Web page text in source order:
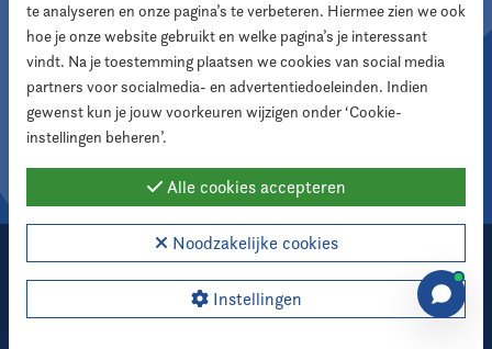
Aanmelden
Volg ons
2026 Nederlandse Vereniging voor Raadsleden
Cookie instellingen
te analyseren en onze pagina’s te verbeteren. Hiermee zien we ook
hoe je onze website gebruikt en welke pagina’s je interessant
vindt. Na je toestemming plaatsen we cookies van social media
partners voor socialmedia- en advertentiedoeleinden. Indien
gewenst kun je jouw voorkeuren wijzigen onder ‘Cookie-
instellingen beheren’.
Alle cookies accepteren
Noodzakelijke cookies
Instellingen